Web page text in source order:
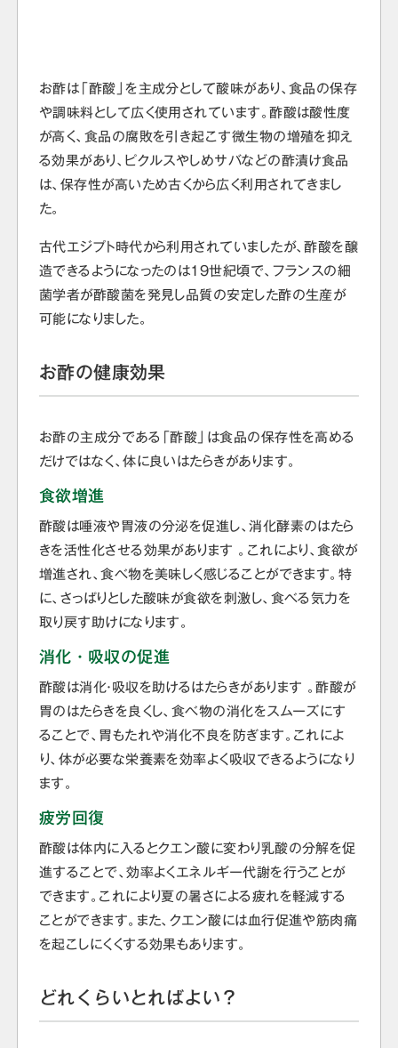
お酢は「酢酸」を主成分として酸味があり、食品の保存
や調味料として広く使用されています。酢酸は酸性度
が高く、食品の腐敗を引き起こす微生物の増殖を抑え
る効果があり、ピクルスやしめサバなどの酢漬け食品
は、保存性が高いため古くから広く利用されてきまし
た。
古代エジプト時代から利用されていましたが、酢酸を醸
造できるようになったのは19世紀頃で、フランスの細
菌学者が酢酸菌を発見し品質の安定した酢の生産が
可能になりました。
お酢の健康効果
お酢の主成分である「酢酸」は食品の保存性を高める
だけではなく、体に良いはたらきがあります。
食欲増進
酢酸は唾液や胃液の分泌を促進し、消化酵素のはたら
きを活性化させる効果があります 。これにより、食欲が
増進され、食べ物を美味しく感じることができます。特
に、さっぱりとした酸味が食欲を刺激し、食べる気力を
取り戻す助けになります。
消化・吸収の促進
酢酸は消化・吸収を助けるはたらきがあります 。酢酸が
胃のはたらきを良くし、食べ物の消化をスムーズにす
ることで、胃もたれや消化不良を防ぎます。これによ
り、体が必要な栄養素を効率よく吸収できるようになり
ます。
疲労回復
酢酸は体内に入るとクエン酸に変わり乳酸の分解を促
進することで、効率よくエネルギー代謝を行うことが
できます。これにより夏の暑さによる疲れを軽減する
ことができます。また、クエン酸には血行促進や筋肉痛
を起こしにくくする効果もあります。
どれくらいとればよい？